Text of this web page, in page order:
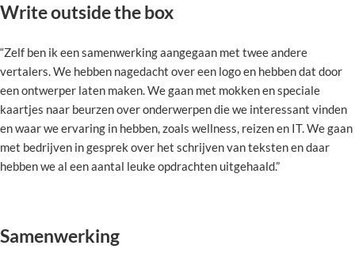
Write outside the box
“Zelf ben ik een samenwerking aangegaan met twee andere
vertalers. We hebben nagedacht over een logo en hebben dat door
een ontwerper laten maken. We gaan met mokken en speciale
kaartjes naar beurzen over onderwerpen die we interessant vinden
en waar we ervaring in hebben, zoals wellness, reizen en IT. We gaan
met bedrijven in gesprek over het schrijven van teksten en daar
hebben we al een aantal leuke opdrachten uitgehaald.”
Samenwerking